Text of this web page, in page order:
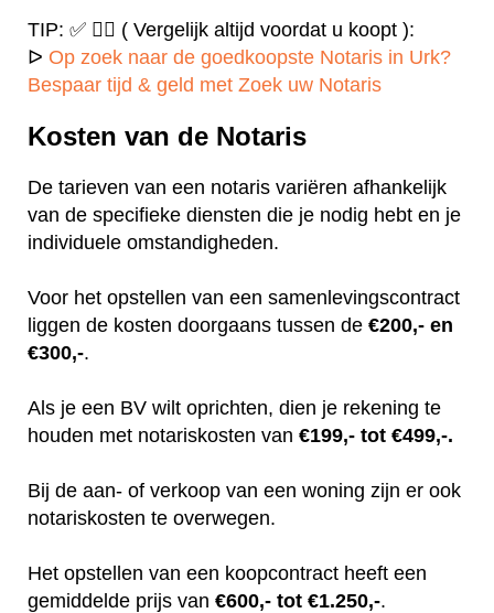
TIP: ✅ ✍🏻 ( Vergelijk altijd voordat u koopt ):
ᐅ Op zoek naar de goedkoopste Notaris in Urk?
Bespaar tijd & geld met Zoek uw Notaris
Kosten van de Notaris
De tarieven van een notaris variëren afhankelijk
van de specifieke diensten die je nodig hebt en je
individuele omstandigheden.
Voor het opstellen van een samenlevingscontract
liggen de kosten doorgaans tussen de €200,- en
€300,-.
Als je een BV wilt oprichten, dien je rekening te
houden met notariskosten van €199,- tot €499,-.
Bij de aan- of verkoop van een woning zijn er ook
notariskosten te overwegen.
Het opstellen van een koopcontract heeft een
gemiddelde prijs van €600,- tot €1.250,-.